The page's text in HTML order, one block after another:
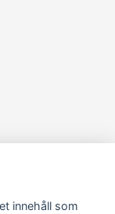
innehåll som